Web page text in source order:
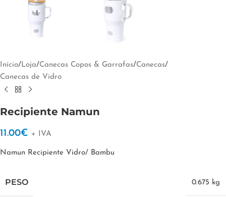
Início/Loja/Canecas Copos & Garrafas/Canecas/
Canecas de Vidro
Recipiente Namun
11.00€ + IVA
Namun Recipiente Vidro/ Bambu
PESO 0.675 kg